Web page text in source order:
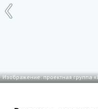
Изображение: проектная группа